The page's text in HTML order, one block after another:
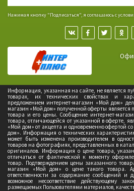
Нажимая кнопку "Подписаться", я соглашаюсь с
Информация, указанная на сайте, не является
товарах, их технических свойствах и
предложением интернет-магазин «Мой дом»
магазин «Мой дом» полученной оферты является
товара и его цены. Сообщение интернет-
товара, отличающейся от указанной в оферте,
«Мой дом» от акцепта и одновременно офертой
дом». Информация о технических
может быть изменена производителем в
товаров на фотографиях, представленных в
оригиналов. Информация о цене товара,
отличаться от фактической к моменту
товар. Подтверждением цены заказанного
магазин «Мой дом» о цене такого товара.
ответственности за содержание сообщений и
возможное несоответствие действующему
размещаемых Пользователями материалов,